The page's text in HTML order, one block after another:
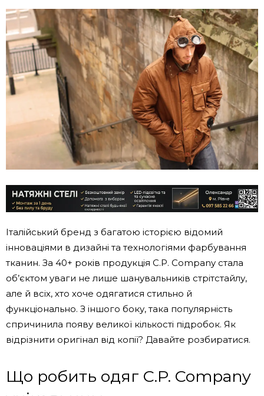
Італійський бренд з багатою історією відомий
інноваціями в дизайні та технологіями фарбування
тканин. За 40+ років продукція C.P. Company стала
об’єктом уваги не лише шанувальників стрітстайлу,
але й всіх, хто хоче одягатися стильно й
функціонально. З іншого боку, така популярність
спричинила появу великої кількості підробок. Як
відрізнити оригінал від копії? Давайте розбиратися.
Що робить одяг C.P. Company